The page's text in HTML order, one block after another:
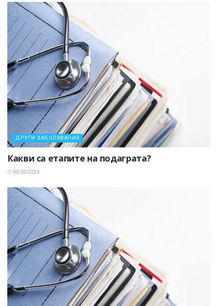
ДРУГИ ЗАБОЛЯВАНИЯ
Какви са етапите на подаграта?
06/03/2024